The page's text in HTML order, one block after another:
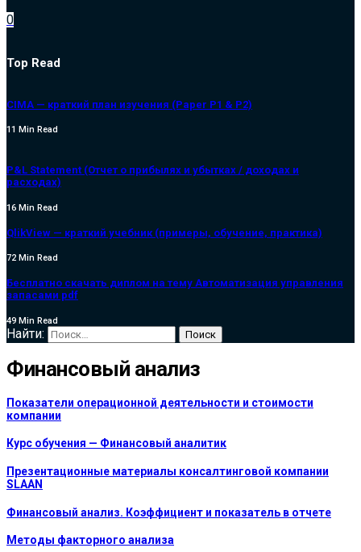
0
Top Read
CIMA — краткий план изучения (Paper P1 & P2)
11 Min Read
P&L Statement (Отчет о прибылях и убытках / доходах и
расходах)
16 Min Read
QlikView — краткий учебник (примеры, обучение, практика)
72 Min Read
Бесплатно скачать диплом на тему Автоматизация управления
запасами pdf
49 Min Read
Найти:
Финансовый анализ
Показатели операционной деятельности и стоимости
компании
Курс обучения — Финансовый аналитик
Презентационные материалы консалтинговой компании
SLAAN
Финансовый анализ. Коэффициент и показатель в отчете
Методы факторного анализа